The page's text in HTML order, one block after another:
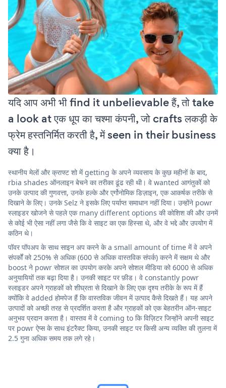
यदि आप अभी भी find it unbelievable हैं, तो take
a look at एक धूप का चश्मा कंपनी, जो crafts लकड़ी के
फ्रेम हस्तनिर्मित करती है, में seen in their business
क्या है।
स्थानीय मेलों और क्राफ्ट शो में getting के अपने व्यवसाय के कुछ महीनों के बाद,
rbia shades ऑनलाइन बेचने का तरीका ढूंढ रही थी। वे wanted आगंतुकों को
उनके उत्पाद की गुणवत्ता, उनके हल्के और एर्गोनोमिक डिज़ाइन, एक आकर्षक तरीके से
दिखाने के लिए। उनके Selz ने इसके लिए पर्याप्त समाधान नहीं दिया। उन्होंने powr
स्लाइडर खोजने से पहले एक many different options की कोशिश की और उनमें
से कोई भी ऐसा नहीं लगा जैसे कि वे साइट का एक हिस्सा थे, और वे भद्दे और उपयोग में
कठिन थे।
पॉवर पॉपअप के साथ साइन अप करने के a small amount of time में वे अपने
संपर्कों को 250% से अधिक (600 से अधिक वास्तविक संपर्क) करने में सक्षम थे और
boost ने powr सोशल का उपयोग करके अपने सोशल मीडिया को 6000 से अधिक
अनुयायियों तक बढ़ा दिया है। उनकी साइट पर फ़ीड। वे constantly powr
स्लाइडर अपने ग्राहकों को शीघ्रता से दिखाने के लिए एक दृश्य तरीके के रूप में हैं
क्योंकि वे added होमपेज हैं कि वास्तविक जीवन में उत्पाद कैसे दिखते हैं। यह अपने
उत्पादों को अच्छी तरह से प्रदर्शित करता है और ग्राहकों को एक बेहतरीन ऑन-साइट
अनुभव प्रदान करता है। वास्तव में वे coming to कि विज़िटर जिन्होंने अपनी साइट
पर powr ऐप्स के साथ इंटरैक्ट किया, उनकी साइट पर किसी अन्य व्यक्ति की तुलना में
2.5 गुना अधिक समय तक लगे रहे।